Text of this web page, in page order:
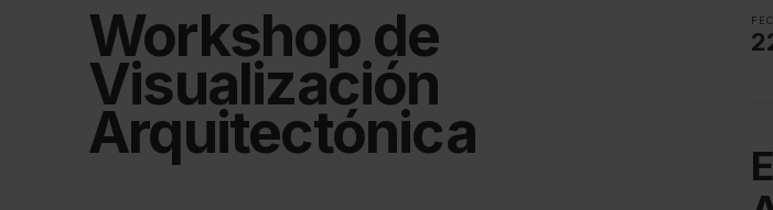
Workshop de
Visualización
Arquitectónica